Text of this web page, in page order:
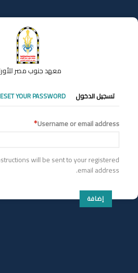
إلى
المحتوى
معهد جنوب مصر
التبويبات
الأساسية
تسجيل الدخول YOUR PASSWORD
Username or email address
will be sent to your registered
email address.